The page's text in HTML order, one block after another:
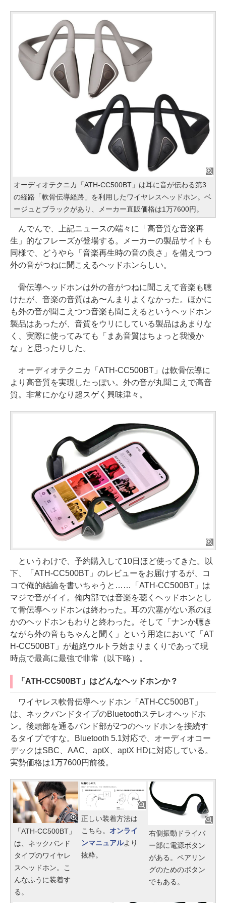
オーディオテクニカ「ATH-CC500BT」は耳に音が伝わる第3
の経路「軟骨伝導経路」を利用したワイヤレスヘッドホン。ベ
ージュとブラックがあり、メーカー直販価格は1万7600円。
んでんで、上記ニュースの端々に「高音質な音楽再
生」的なフレーズが登場する。メーカーの製品サイトも
同様で、どうやら「音楽再生時の音の良さ」を備えつつ
外の音がつねに聞こえるヘッドホンらしい。
骨伝導ヘッドホンは外の音がつねに聞こえて音楽も聴
けたが、音楽の音質はあ〜んまりよくなかった。ほかに
も外の音が聞こえつつ音楽も聞こえるというヘッドホン
製品はあったが、音質をウリにしている製品はあまりな
く、実際に使ってみても「まあ音質はちょっと我慢か
な」と思ったりした。
オーディオテクニカ「ATH-CC500BT」は軟骨伝導に
より高音質を実現したっぽい。外の音が丸聞こえで高音
質。非常にかなり超スゲく興味津々。
というわけで、予約購入して10日ほど使ってきた。以
下、「ATH-CC500BT」のレビューをお届けするが、コ
コで俺的結論を書いちゃうと……「ATH-CC500BT」は
マジで音がイイ。俺内部では音楽を聴くヘッドホンとし
て骨伝導ヘッドホンは終わった。耳の穴塞がない系のほ
かのヘッドホンもわりと終わった。そして「ナンか聴き
ながら外の音もちゃんと聞く」という用途において「AT
H-CC500BT」が超絶ウルトラ始まりまくりであって現
時点で最高に最強で非常（以下略）。
「ATH-CC500BT」はどんなヘッドホンか？
ワイヤレス軟骨伝導ヘッドホン「ATH-CC500BT」
は、ネックバンドタイプのBluetoothステレオヘッドホ
ン。後頭部を通るバンド部が2つのヘッドホンを接続す
るタイプですな。Bluetooth 5.1対応で、オーディオコー
デックはSBC、AAC、aptX、aptX HDに対応している。
実勢価格は1万7600円前後。
「ATH-CC500BT」
は、ネックバンド
タイプのワイヤレ
スヘッドホン。こ
んなふうに装着す
る。
正しい装着方法は
こちら。オンライ
ンマニュアルより
抜粋。
右側振動ドライバ
ー部に電源ボタン
がある。ペアリン
グのためのボタン
でもある。